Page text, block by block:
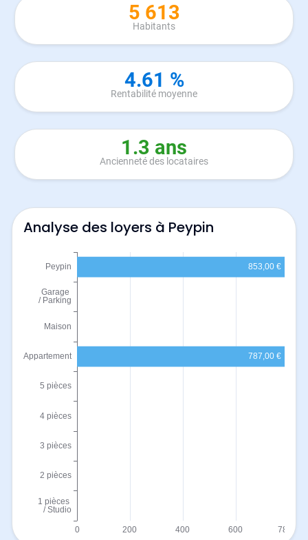
5 613
Habitants
4.61 %
Rentabilité moyenne
1.3 ans
Ancienneté des locataires
Analyse des loyers à Peypin